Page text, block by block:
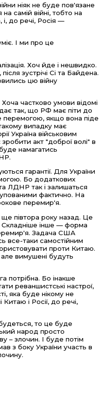
ніяк не буде пов'язане
самій війні, тобто на
і, до речі, Росія —
І ми про це
Хоч йде і нешвидко.
зустрічі Сі та Байдена.
цю війну
частково умови відомі
так, що РФ має піти до
якщо вона піде
випадку має
Україна військовим
акт "доброї волі" в
намагатись
гарантії. Для України
Бо додаткових
ЛДНР так і залишаться
фактично. На
перемир'я.
півтора року назад. Це
Складніше інше — форма
Задача США
все-таки самостійним
проти Китаю.
вимушені будуть
потрібна. Бо інакше
реваншистські настрої,
яка буде нікому не
Китаю і Росії, до речі,
то це буде
народ просто
– злочин. І буде потім
з боку України участь в